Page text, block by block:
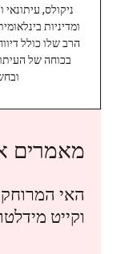
ומדיניות
הרב שלו כולל
בכוחה של
מאמרים
האי המרוחק
וקייט